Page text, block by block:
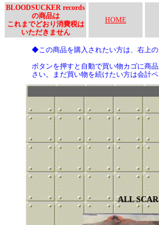
BLOODSUCKER records
の商品は
これまでどおり消費税は
いただきません
HOME
◆この商品を購入されたい方は、右上
ボタンを押すと自動で買い物カゴに商
さい。まだ買い物を続けたい方は会計
ALL SCAR